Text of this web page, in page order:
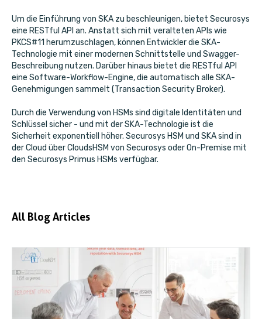
Um die Einführung von SKA zu beschleunigen, bietet Securosys
eine RESTful API an. Anstatt sich mit veralteten APIs wie
PKCS#11 herumzuschlagen, können Entwickler die SKA-
Technologie mit einer modernen Schnittstelle und Swagger-
Beschreibung nutzen. Darüber hinaus bietet die RESTful API
eine Software-Workflow-Engine, die automatisch alle SKA-
Genehmigungen sammelt (Transaction Security Broker).
Durch die Verwendung von HSMs sind digitale Identitäten und
Schlüssel sicher - und mit der SKA-Technologie ist die
Sicherheit exponentiell höher. Securosys HSM und SKA sind in
der Cloud über CloudsHSM von Securosys oder On-Premise mit
den Securosys Primus HSMs verfügbar.
All Blog Articles